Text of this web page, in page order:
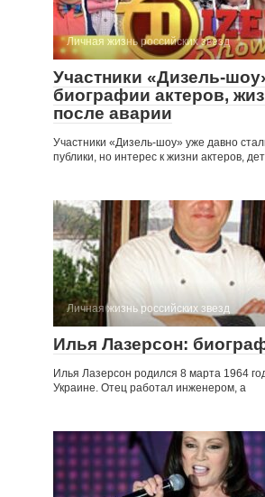
Личная жизнь российских звезд
Участники «Дизель-
биографии актеров,
после аварии
Участники «Дизель-шоу» уже давно
публики, но интерес к жизни актеров,
Личная жизнь российских звезд
Илья Лазерсон:
Илья Лазерсон родился 8 марта 1964
Украине. Отец работал инженером, а